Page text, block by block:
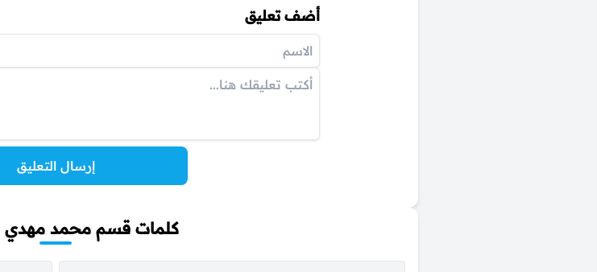
أضف تعليق
إرسال التعليق
كلمات قسم محمد مهدي